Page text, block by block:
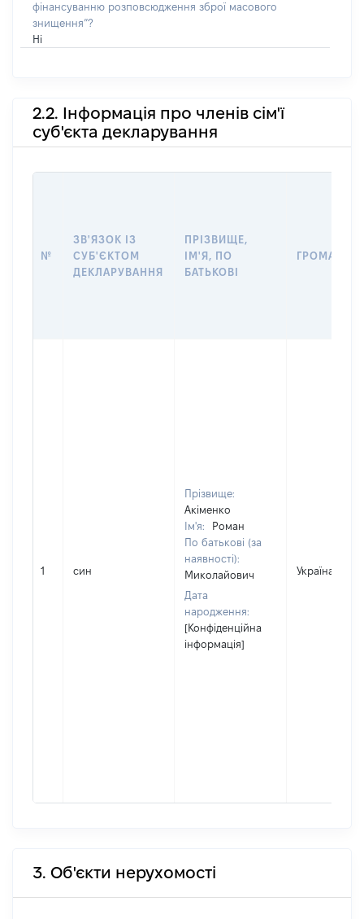
фінансуванню розповсюдження зброї масового
знищення”?
Ні
2.2. Інформація про членів сім'ї
суб'єкта декларування
№
ЗВ'ЯЗОК ІЗ
СУБ'ЄКТОМ
ДЕКЛАРУВАННЯ
ПРІЗВИЩЕ,
ІМ'Я, ПО
БАТЬКОВІ
1 син
Прізвище:
Акіменко
Ім'я:
Роман
По батькові (за
наявності):
Миколайович
Дата
народження:
[Конфіденційна
інформація]
Україна
3. Об'єкти нерухомості